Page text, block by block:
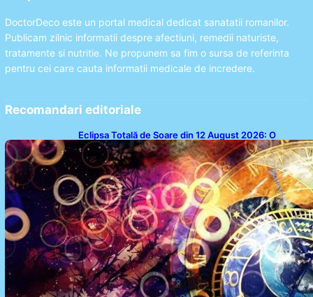
DoctorDeco este un portal medical dedicat sanatatii romanilor.
Publicam zilnic informatii despre afectiuni, remedii naturiste,
tratamente si nutritie. Ne propunem sa fim o sursa de referinta
pentru cei care cauta informatii medicale de incredere.
Recomandari editoriale
Eclipsa Totală de Soare din 12 August 2026: O
Analiză a Impactului asupra Trei Zodii și a Ciclului de
18 Ani